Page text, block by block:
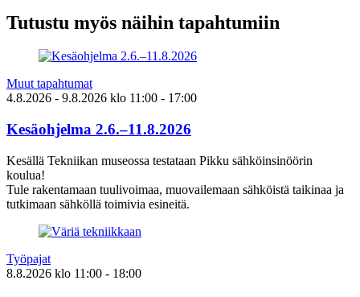
Tutustu myös näihin tapahtumiin
Muut tapahtumat
4.8.2026 - 9.8.2026 klo 11:00 - 17:00
Kesäohjelma 2.6.–11.8.2026
Kesällä Tekniikan museossa testataan Pikku sähköinsinöörin
koulua!
Tule rakentamaan tuulivoimaa, muovailemaan sähköistä taikinaa ja
tutkimaan sähköllä toimivia esineitä.
Työpajat
8.8.2026 klo 11:00 - 18:00